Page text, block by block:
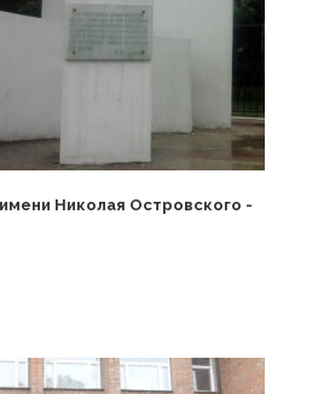
Николая Островского -